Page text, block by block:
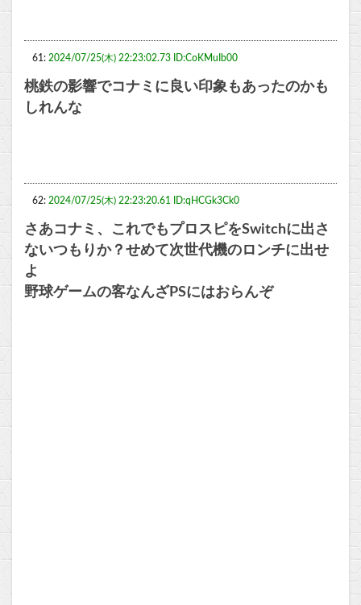
61: 2024/07/25(木) 22:23:02.73 ID:CoKMuIb00
桃鉄の影響でコナミに良い印象もあったのかも
しれんな
62: 2024/07/25(木) 22:23:20.61 ID:qHCGk3Ck0
さあコナミ、これでもプロスピをSwitchに出さ
ないつもりか？せめて次世代機のロンチに出せ
よ
野球ゲームの客なんざPSにはおらんぞ